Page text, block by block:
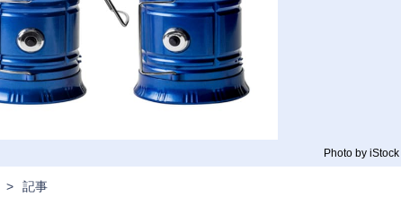
Photo by iStock
> 記事